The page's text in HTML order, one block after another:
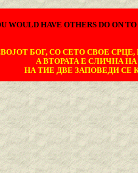
WOULD HAVE OTHERS DO ON
БОГ, СО СЕТО СВОЕ
А ВТОРАТА Е СЛИЧНА
НА ТИЕ ДВЕ ЗАПОВЕДИ СЕ